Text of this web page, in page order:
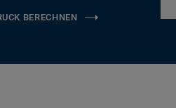
BERECHNEN